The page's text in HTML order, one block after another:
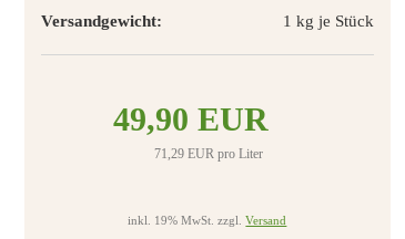
Versandgewicht:
1 kg je Stück
49,90 EUR
71,29 EUR pro Liter
inkl. 19% MwSt. zzgl.Versand